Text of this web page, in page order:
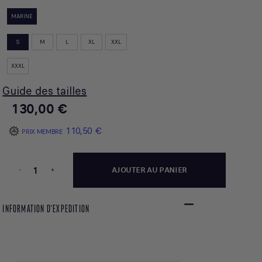
MARINE
S M L XL XXL
XXXL
Guide des tailles
130,00 €
PRIX MEMBRE 110,50 €
- + AJOUTER AU PANIER
INFORMATION D'EXPEDITION